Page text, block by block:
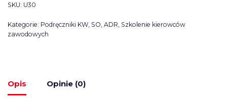
SKU: U30
Kategorie: Podręczniki KW, SO, ADR Szkolenie kierowców
zawodowych
Opis Opinie (0)